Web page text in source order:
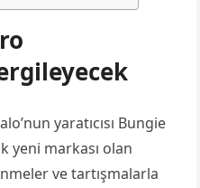
yaratıcısı Bungie
yeni markası olan
ve tartışmalarla